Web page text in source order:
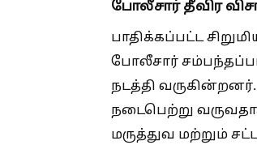
போலீசார் தீவிர
பாதிக்கப்பட்ட
போலீசார்
நடத்தி
நடைபெற்று
மருத்துவ மற்றும்